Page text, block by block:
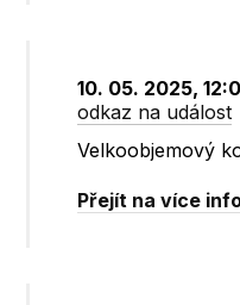
10. 05. 2025,
odkaz na událost
Velkoobjemový
Přejít na více